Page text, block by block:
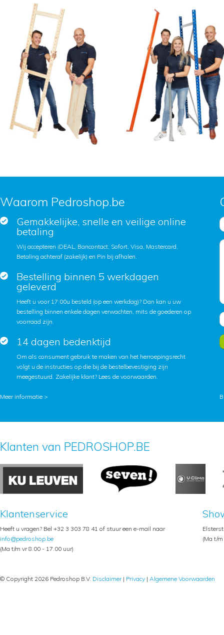
Waarom Pedroshop.be
Gemakkelijke, snelle en veilige online
betaling
Wij accepteren iDEAL, Bancontact, Sofort, Visa, Mastercard,
Betaling achteraf (zakelijk) en Pin bij afhalen.
Bestelling binnen 5 werkdagen
geleverd
Heeft u voor 17:00u besteld (op een werkdag)? Dan kan u uw
bestelling binnen enkele dagen verwachten, mits de goederen op
voorraad zijn.
14 dagen bedenktijd
Om als consument gebruik te maken van het herroepingsrecht
volgt u de instructies op die bij de bestelbevestiging zijn
meegestuurd. Zakelijke klant? Lees de voorwaarden.
Meer informatie >
Klanten van PEDROSHOP.BE
Klantenservice
Heeft u vragen? Bel +32 3 303 78 41 of stuur een e-mail naar
info@pedroshop.be
(Ma t/m vr 8.00 - 17.00 uur)
(Ma t/
© Copyright 2026 Pedroshop B.V. Disclaimer| Privacy | Algemene Voorwaarden